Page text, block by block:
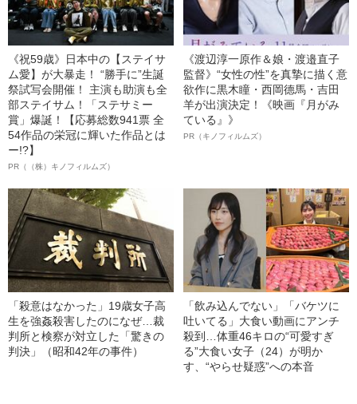
《祝59歳》日本中の【ステイサ
ム愛】が大暴走！ “勝手に”生誕
祭試写会開催！ 主演も助演も全
部ステイサム！「ステサミー
賞」爆誕！【応募総数941票 全
54作品の栄冠に輝いた作品とは
ー!?】
PR（（株）キノフィルムズ）
《渡辺淳一原作＆娘・渡邉直子
監督》“女性の性”を真摯に描く意
欲作に黒木瞳・西岡德馬・吉田
羊が出演決定！《映画『月がみ
ている』》
PR（キノフィルムズ）
「殺意はなかった」19歳女子高
生を強姦殺害したのになぜ…裁
判所と検察が対立した「驚きの
判決」（昭和42年の事件）
「飲み込んでない」「バケツに
吐いてる」大食い動画にアンチ
殺到…体重46キロの“可愛すぎ
る”大食い女子（24）が明か
す、“やらせ疑惑”への本音